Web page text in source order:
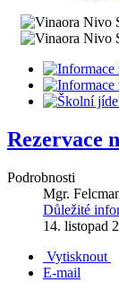
Rezervace
Podrobnosti
Mgr.
Důležité
14. listopad
Vytisknout
E-mail